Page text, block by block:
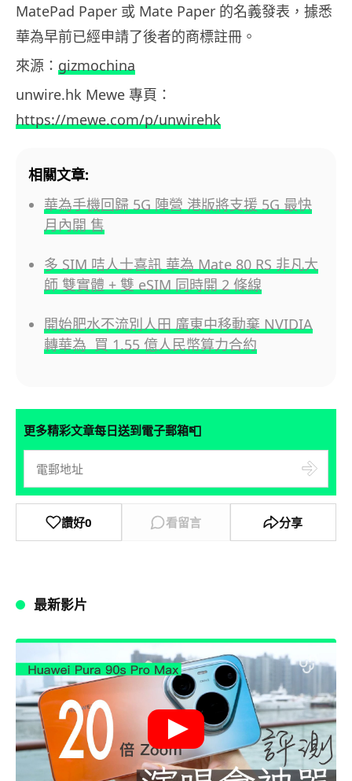
MatePad Paper 或 Mate Paper 的名義發表，據悉
華為早前已經申請了後者的商標註冊。
來源： gizmochina
unwire.hk Mewe 專頁：
https://mewe.com/p/unwirehk
相關文章:
華為手機回歸 5G 陣營 港版將支援 5G 最快
月內開 售
多 SIM 咭人士喜訊 華為 Mate 80 RS 非凡大
師 雙實體 + 雙 eSIM 同時開 2 條線
開始肥水不流別人田 廣東中移動棄 NVIDIA
轉華為 買 1.55 億人民幣算力合約
更多精彩文章每日送到電子郵箱📮
讚好0 看留言 分享
最新影片